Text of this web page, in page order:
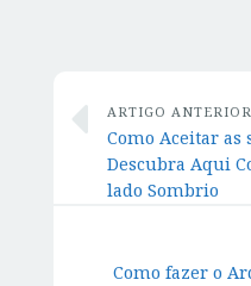
ARTIGO ANTERIOR
Como Aceitar as
Descubra Aqui
lado Sombrio
Como fazer o